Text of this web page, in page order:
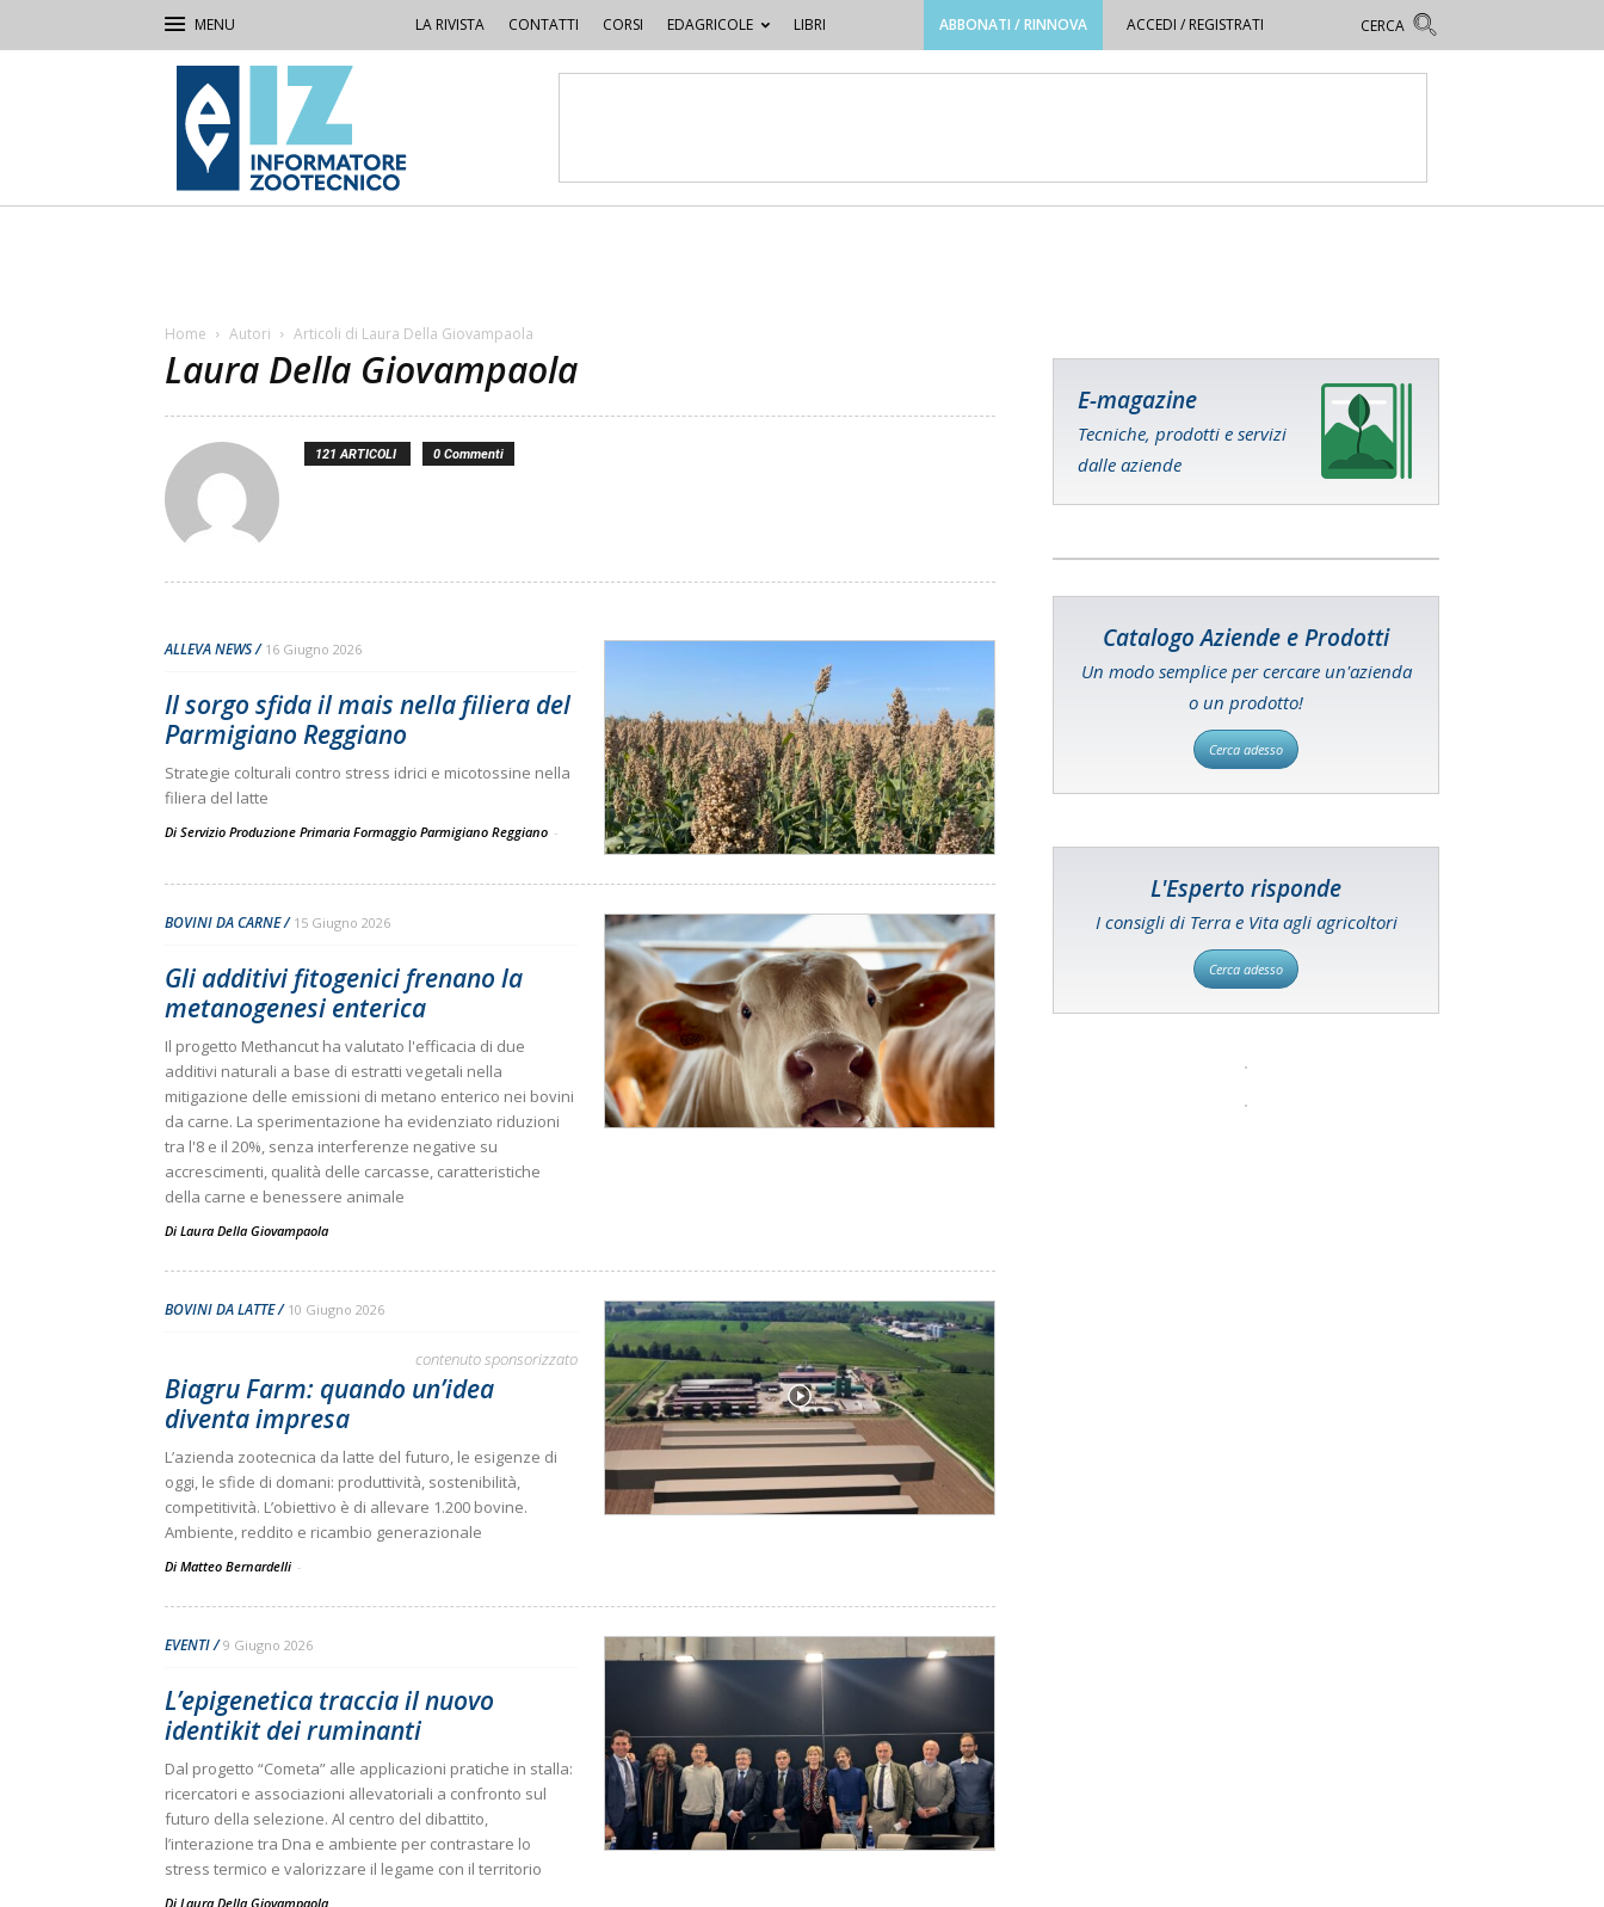
LA RIVISTA CONTATTI CORSI EDAGRICOLE LIBRI ABBONATI / RINNOVA ACCEDI / REGISTRATI
IZ
Informatore
Zootecnico
Home Autori Articoli di Laura Della Giovampaola
Laura Della Giovampaola
121 ARTICOLI 0 Commenti
ALLEVA NEWS 16 Giugno 2026
Il sorgo sfida il mais nella filiera del
Parmigiano Reggiano
Strategie colturali contro stress idrici e micotossine nella
filiera del latte
Di Servizio Produzione Primaria Formaggio Parmigiano Reggiano -
BOVINI DA CARNE 15 Giugno 2026
Gli additivi fitogenici frenano la
metanogenesi enterica
Il progetto Methancut ha valutato l'efficacia di due
additivi naturali a base di estratti vegetali nella
mitigazione delle emissioni di metano enterico nei bovini
da carne. La sperimentazione ha evidenziato riduzioni
tra l'8 e il 20%, senza interferenze negative su
accrescimenti, qualità delle carcasse, caratteristiche
della carne e benessere animale
Di Laura Della Giovampaola
BOVINI DA LATTE 10 Giugno 2026
contenuto sponsorizzato
Biagru Farm: quando un’idea
diventa impresa
L’azienda zootecnica da latte del futuro, le esigenze di
oggi, le sfide di domani: produttività, sostenibilità,
competitività. L’obiettivo è di allevare 1.200 bovine.
Ambiente, reddito e ricambio generazionale
Di Matteo Bernardelli -
EVENTI 9 Giugno 2026
L’epigenetica traccia il nuovo
identikit dei ruminanti
Dal progetto “Cometa” alle applicazioni pratiche in stalla:
ricercatori e associazioni allevatoriali a confronto sul
futuro della selezione. Al centro del dibattito,
l’interazione tra Dna e ambiente per contrastare lo
stress termico e valorizzare il legame con il territorio
Di Laura Della Giovampaola
E-magazine
Tecniche, prodotti e servizi
dalle aziende
Catalogo Aziende e Prodotti
Un modo semplice per cercare un'azienda
o un prodotto!
Cerca adesso
L'Esperto risponde
I consigli di Terra e Vita agli agricoltori
Cerca adesso